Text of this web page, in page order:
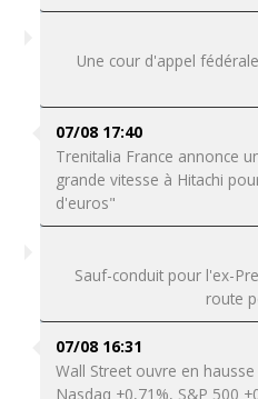
Une cour d'appel
07/08 17:40
Trenitalia France annonce
grande vitesse à Hitachi
d'euros"
Sauf-conduit pour l'ex-
route
07/08 16:31
Wall Street ouvre en
Nasdaq +0,71%, S&P 500